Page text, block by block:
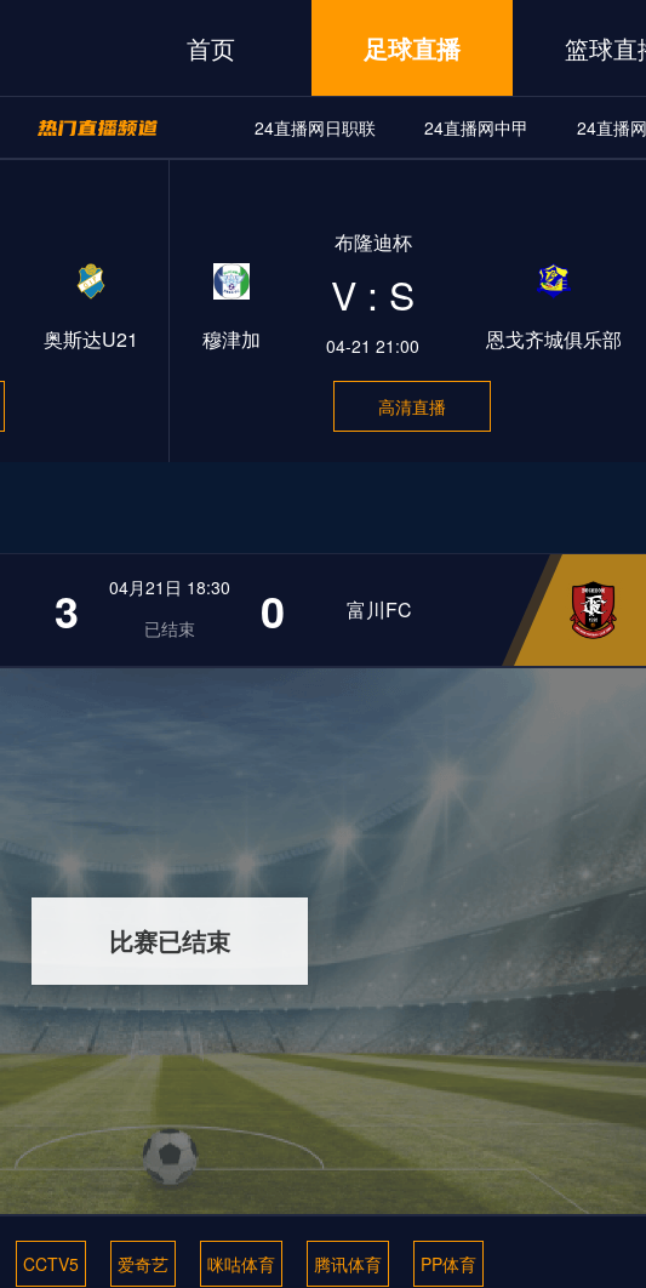
首页 足球直播 篮球直
24直播网日职联 24直播网中甲 24直播
24直播网韩K联
奥斯达U21 穆津加
布隆迪杯
V : S
04-21 21:00 恩戈齐城俱乐部
高清直播
3
04月21日 18:30
已结束
0 富川FC
比赛已结束
CCTV5 爱奇艺 咪咕体育 腾讯体育 PP体育